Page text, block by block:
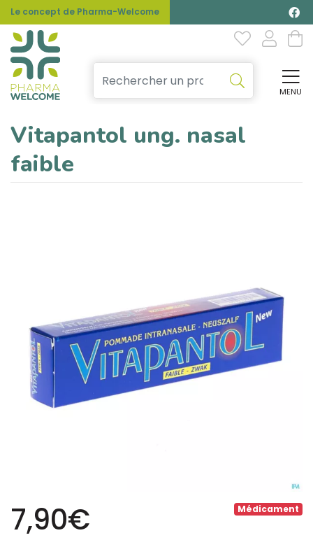
Le concept de Pharma-Welcome
MENU
Vitapantol ung. nasal
faible
Médicament
7,90€